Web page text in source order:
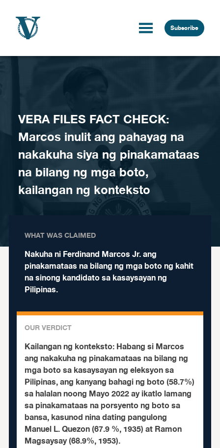
Subscribe
VERA FILES FACT CHECK:
Marcos inulit ang pahayag na
nakakuha siya ng pinakamataas
na bilang ng mga boto,
kailangan ng konteksto
WHAT WAS CLAIMED
Nakuha ni Ferdinand Marcos Jr. ang
pinakamataas na bilang ng mga boto ng kahit
na sinong kandidato sa kasaysayan ng
Pilipinas.
OUR VERDICT
Kailangan ng konteksto:Habang si Marcos
ang nakakuha ng pinakamataas na bilang ng
mga boto sa kasaysayan ng eleksyon sa
Pilipinas, ang kanyang bahagi ng boto (58.7%)
sa halalan noong Mayo 2022 ay ikatlo lamang
sa pinakamataas na porsyento ng boto sa
bansa, kasunod nina dating pangulong
Manuel L. Quezon (67.9 %, 1935) at Ramon
Magsaysay (68.9%, 1953).